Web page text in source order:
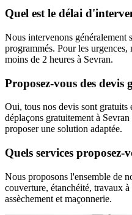
Quel est le délai
Nous intervenons généralement
programmés. Pour les
moins de 2 heures à Sevran.
Proposez-vous des devis
Oui, tous nos devis sont gratuits
déplaçons gratuitement à Sevran
proposer une solution adaptée.
Quels services proposez-
Nous proposons l'ensemble de
couverture, étanchéité, travaux à
assèchement et maçonnerie.